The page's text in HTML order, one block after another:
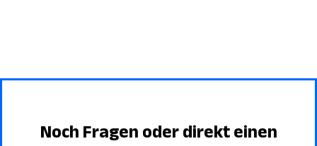
Noch Fragen oder direkt einen